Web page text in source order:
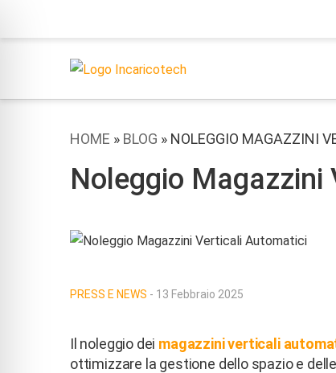
HOME » BLOG » NOLEGGIO MAGAZZINI
Noleggio
PRESS E NEWS - 13 Febbraio 2025
Il noleggio dei magazzini verticali
ottimizzare la gestione dello spazio e